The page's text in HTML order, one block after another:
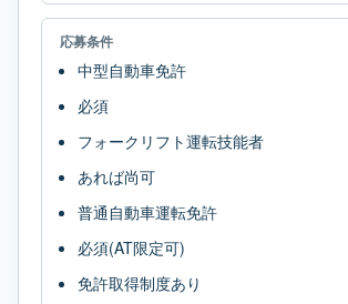
応募条件
中型自動車免許
必須
フォークリフト運転技能者
あれば尚可
普通自動車運転免許
必須(AT限定可)
免許取得制度あり